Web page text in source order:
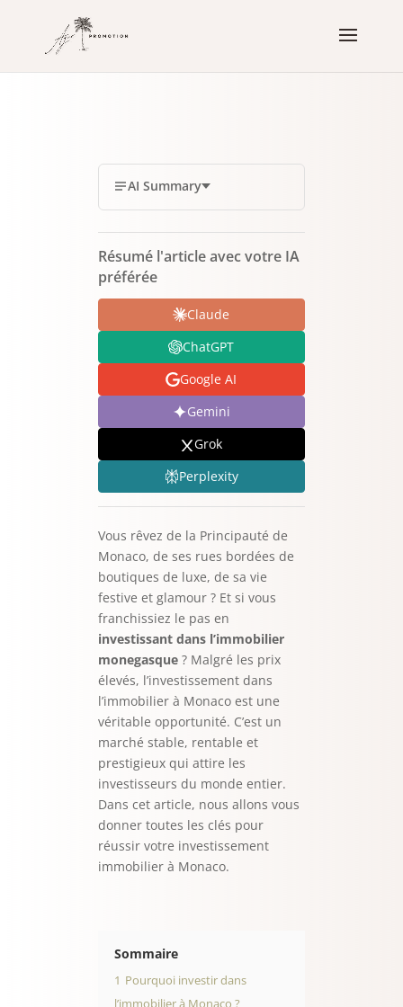
AI Summary
Résumé l'article avec votre IA
préférée
Claude
ChatGPT
Google AI
Gemini
Grok
Perplexity
Vous rêvez de la Principauté de
Monaco, de ses rues bordées de
boutiques de luxe, de sa vie
festive et glamour ? Et si vous
franchissiez le pas en
investissant dans l’immobilier
monegasque? Malgré les prix
élevés, l’investissement dans
l’immobilier à Monaco est une
véritable opportunité. C’est un
marché stable, rentable et
prestigieux qui attire les
investisseurs du monde entier.
Dans cet article, nous allons vous
donner toutes les clés pour
réussir votre investissement
immobilier à Monaco.
Sommaire
1 Pourquoi investir dans
l’immobilier à Monaco ?